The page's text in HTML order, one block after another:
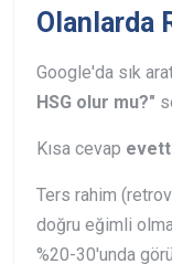
Olanlarda
Google'da sık
HSG olur mu?"
Kısa cevap
Ters rahim
doğru eğimli
%20-30'unda